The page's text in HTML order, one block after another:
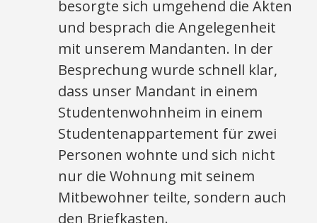
besorgte sich umgehend die Akten
und besprach die Angelegenheit
mit unserem Mandanten. In der
Besprechung wurde schnell klar,
dass unser Mandant in einem
Studentenwohnheim in einem
Studentenappartement für zwei
Personen wohnte und sich nicht
nur die Wohnung mit seinem
Mitbewohner teilte, sondern auch
den Briefkasten.